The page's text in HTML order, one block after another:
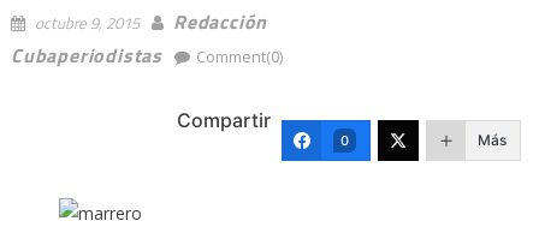
octubre 9, 2015
Redacción
Cubaperiodistas
Comment(0)
Compartir
0 Más